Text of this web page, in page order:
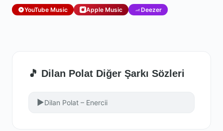
YouTube Music Apple Music Deezer
🎵 Dilan Polat Diğer Şarkı Sözleri
▶Dilan Polat – Enercii